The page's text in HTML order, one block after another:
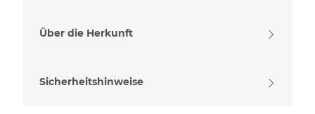
Über die Herkunft
Sicherheitshinweise